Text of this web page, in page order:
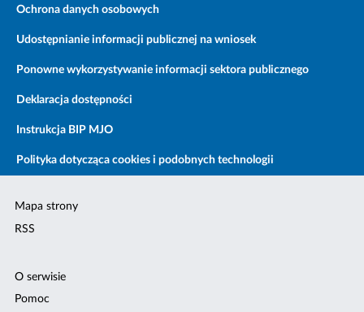
Ochrona danych osobowych
Udostępnianie informacji publicznej na wniosek
Ponowne wykorzystywanie informacji sektora publicznego
Deklaracja dostępności
Instrukcja BIP MJO
Polityka dotycząca cookies i podobnych technologii
Mapa strony
RSS
O serwisie
Pomoc